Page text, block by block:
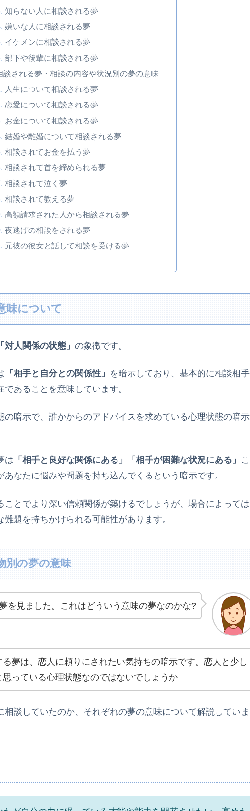
知らない人に相談される夢
嫌いな人に相談される夢
イケメンに相談される夢
部下や後輩に相談される夢
談される夢・相談の内容や状況別の夢の意味
人生について相談される夢
恋愛について相談される夢
お金について相談される夢
結婚や離婚について相談される夢
相談されてお金を払う夢
相談されて首を締められる夢
相談されて泣く夢
相談されて教える夢
高額請求された人から相談される夢
夜逃げの相談をされる夢
元彼の彼女と話して相談を受ける夢
味について
「対人関係の状態」 の象徴です。
「相手と自分との関係性」 を暗示しており、基本的に相談相手
あることを意味しています。
の暗示で、誰かからのアドバイスを求めている心理状態の暗示
は 「相手と良好な関係にある」「相手が困難な状況にある」 こ
なたに悩みや問題を持ち込んでくるという暗示です。
ことでより深い信頼関係が築けるでしょうが、場合によっては
題を持ちかけられる可能性があります。
別の夢の意味
を見ました。これはどういう意味の夢なのかな?
夢は、恋人に頼りにされたい気持ちの暗示です。恋人と少し
思っている心理状態なのではないでしょうか
相談していたのか、それぞれの夢の意味について解説していま